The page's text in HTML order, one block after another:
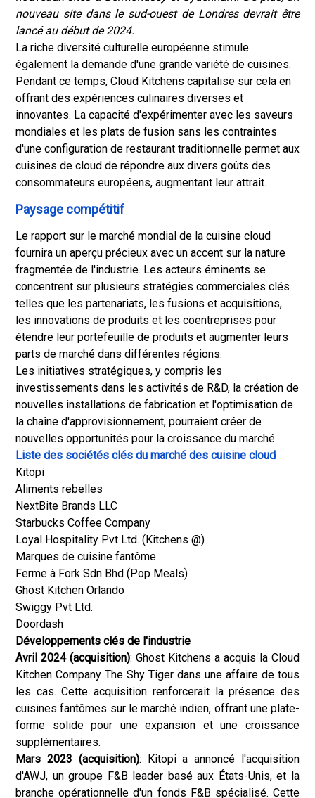
nouveau site dans le sud-ouest de Londres devrait être
lancé au début de 2024.
La riche diversité culturelle européenne stimule
également la demande d'une grande variété de cuisines.
Pendant ce temps, Cloud Kitchens capitalise sur cela en
offrant des expériences culinaires diverses et
innovantes. La capacité d'expérimenter avec les saveurs
mondiales et les plats de fusion sans les contraintes
d'une configuration de restaurant traditionnelle permet aux
cuisines de cloud de répondre aux divers goûts des
consommateurs européens, augmentant leur attrait.
Paysage compétitif
Le rapport sur le marché mondial de la cuisine cloud
fournira un aperçu précieux avec un accent sur la nature
fragmentée de l'industrie. Les acteurs éminents se
concentrent sur plusieurs stratégies commerciales clés
telles que les partenariats, les fusions et acquisitions,
les innovations de produits et les coentreprises pour
étendre leur portefeuille de produits et augmenter leurs
parts de marché dans différentes régions.
Les initiatives stratégiques, y compris les
investissements dans les activités de R&D, la création de
nouvelles installations de fabrication et l'optimisation de
la chaîne d'approvisionnement, pourraient créer de
nouvelles opportunités pour la croissance du marché.
Liste des sociétés clés du marché des cuisine cloud
Kitopi
Aliments rebelles
NextBite Brands LLC
Starbucks Coffee Company
Loyal Hospitality Pvt Ltd. (Kitchens @)
Marques de cuisine fantôme.
Ferme à Fork Sdn Bhd (Pop Meals)
Ghost Kitchen Orlando
Swiggy Pvt Ltd.
Doordash
Développements clés de l'industrie
Avril 2024 (acquisition): Ghost Kitchens a acquis la Cloud
Kitchen Company The Shy Tiger dans une affaire de tous
les cas. Cette acquisition renforcerait la présence des
cuisines fantômes sur le marché indien, offrant une plate-
forme solide pour une expansion et une croissance
supplémentaires.
Mars 2023 (acquisition): Kitopi a annoncé l'acquisition
d'AWJ, un groupe F&B leader basé aux États-Unis, et la
branche opérationnelle d'un fonds F&B spécialisé. Cette